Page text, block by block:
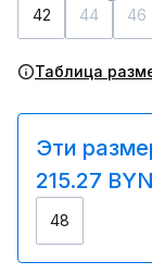
42 44 46
Таблица
Эти
215.27 BYN
48